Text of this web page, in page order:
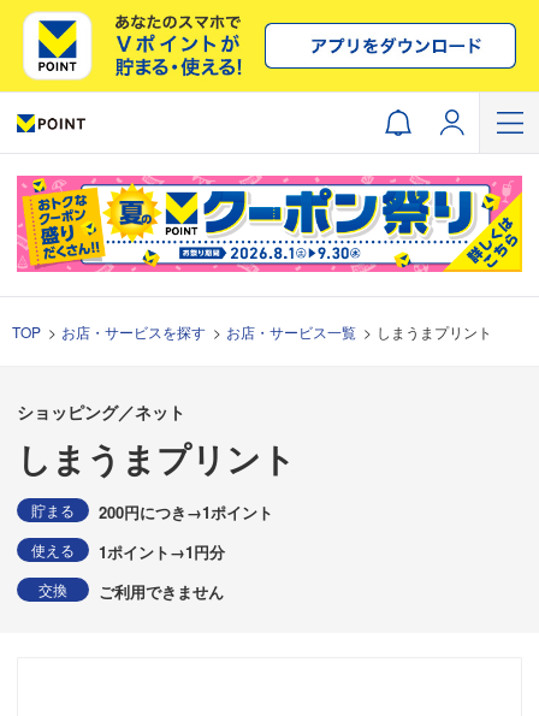
TOP お店・サービスを探す お店・サービス一覧 しまうまプリント
ショッピング／ネット
しまうまプリント
貯まる
使える 1ポイント→1円分
交換 ご利用できません